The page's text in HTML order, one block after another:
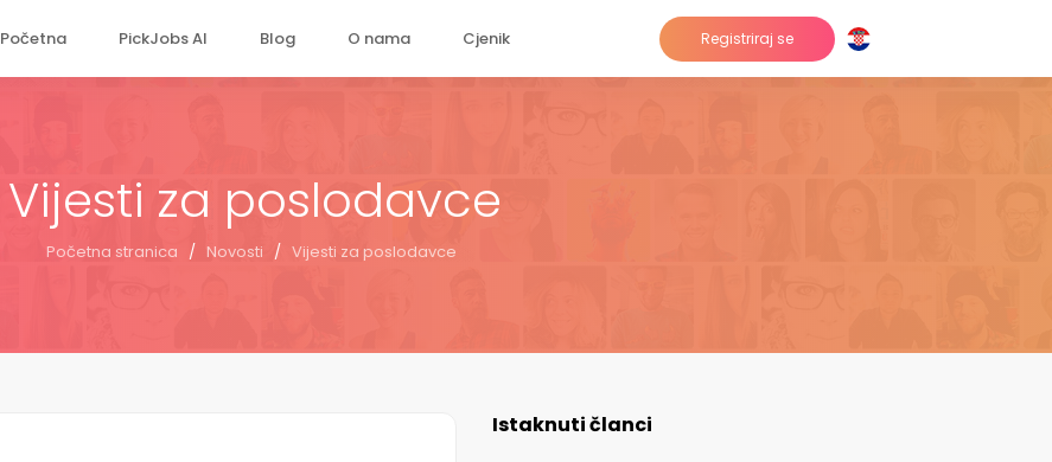
Početna PickJobs AI Blog O nama Cjenik Registriraj se
Vijesti za poslodavce
Početna stranica / Novosti / Vijesti za poslodavce
Istaknuti članci